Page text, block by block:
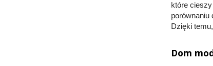
które
porównaniu
Dzięki
Dom